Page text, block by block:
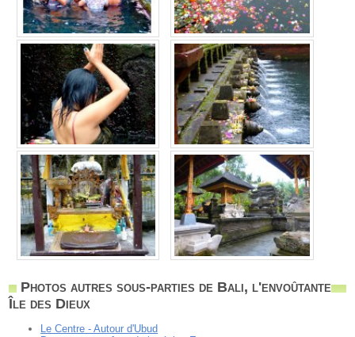
Photos autres sous-parties de Bali, l'envoûtante
Île des Dieux
Le Centre - Autour d'Ubud